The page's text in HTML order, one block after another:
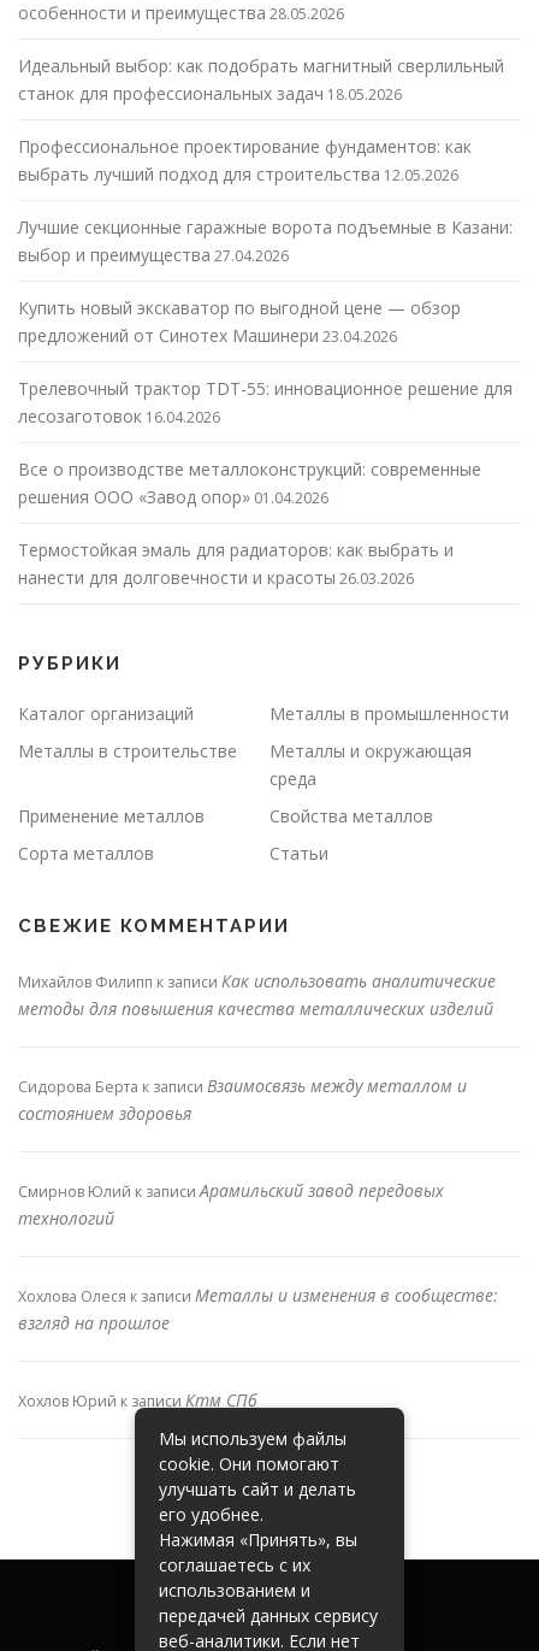
особенности и преимущества 28.05.2026
Идеальный выбор: как подобрать магнитный сверлильный
станок для профессиональных задач 18.05.2026
Профессиональное проектирование фундаментов: как
выбрать лучший подход для строительства 12.05.2026
Лучшие секционные гаражные ворота подъемные в Казани:
выбор и преимущества 27.04.2026
Купить новый экскаватор по выгодной цене — обзор
предложений от Синотех Машинери 23.04.2026
Трелевочный трактор TDT-55: инновационное решение для
лесозаготовок 16.04.2026
Все о производстве металлоконструкций: современные
решения ООО «Завод опор» 01.04.2026
Термостойкая эмаль для радиаторов: как выбрать и
нанести для долговечности и красоты 26.03.2026
РУБРИКИ
Каталог организаций
Металлы в промышленности
Металлы в строительстве
Металлы и окружающая
среда
Применение металлов
Свойства металлов
Сорта металлов
Статьи
СВЕЖИЕ КОММЕНТАРИИ
Михайлов Филипп к записи Как использовать аналитические
методы для повышения качества металлических изделий
Сидорова Берта к записи Взаимосвязь между металлом и
состоянием здоровья
Смирнов Юлий к записиАрамильский завод передовых
технологий
Хохлова Олеся к записи Металлы и изменения в сообществе:
взгляд на прошлое
Хохлов Юрий к записи Ктм СПб
Мы используем файлы
cookie. Они помогают
улучшать сайт и делать
его удобнее.
Нажимая «Принять», вы
соглашаетесь с их
использованием и
передачей данных сервису
веб-аналитики. Если нет